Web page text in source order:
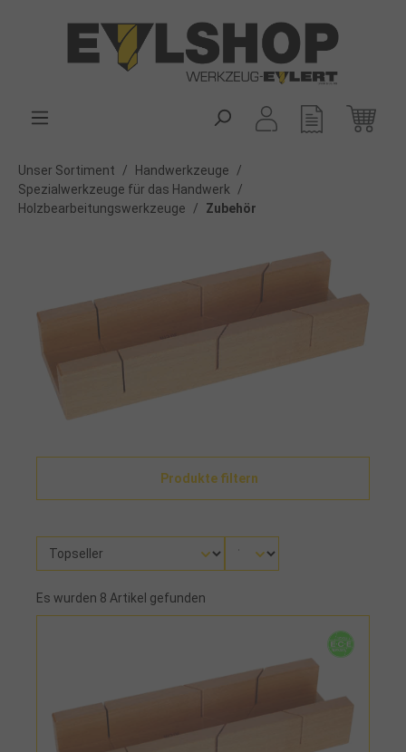
Unser Sortiment / Handwerkzeuge
/
Spezialwerkzeuge für das Handwerk
/
Holzbearbeitungswerkzeuge
/ Zubehör
Produkte filtern
Es wurden 8 Artikel gefunden